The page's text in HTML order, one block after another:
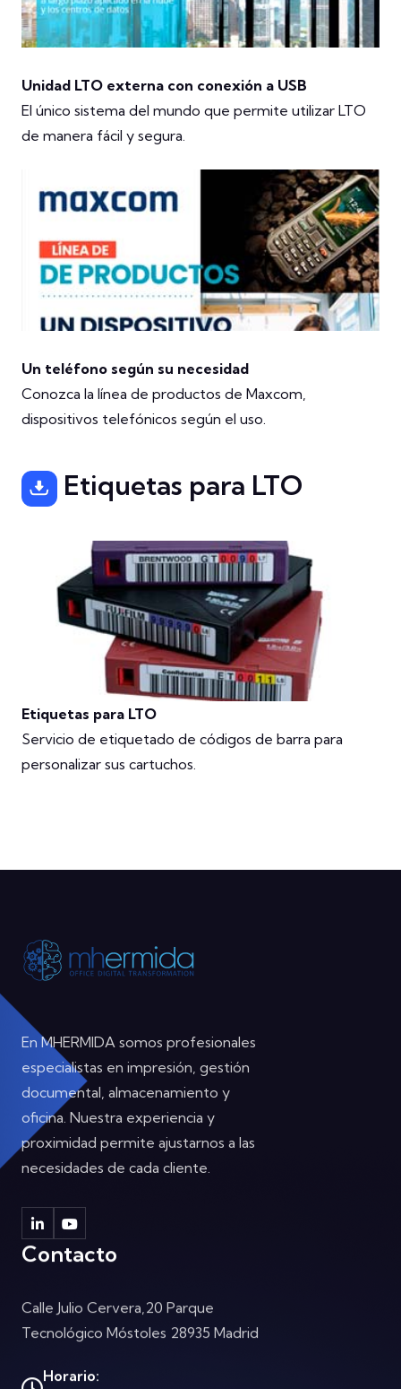
Unidad LTO externa con conexión a USB
El único sistema del mundo que permite utilizar LTO
de manera fácil y segura.
Un teléfono según su necesidad
Conozca la línea de productos de Maxcom,
dispositivos telefónicos según el uso.
Etiquetas para LTO
Etiquetas para LTO
Servicio de etiquetado de códigos de barra para
personalizar sus cartuchos.
En MHERMIDA somos profesionales
especialistas en impresión, gestión
documental, almacenamiento y
oficina. Nuestra experiencia y
proximidad permite ajustarnos a las
necesidades de cada cliente.
Contacto
Calle Julio Cervera,20 Parque
Tecnológico Móstoles 28935 Madrid
Horario: